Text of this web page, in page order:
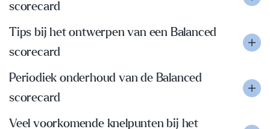
scorecard
Tips bij het ontwerpen van een Balanced
scorecard
Periodiek onderhoud van de Balanced
scorecard
Veel voorkomende knelpunten bij het